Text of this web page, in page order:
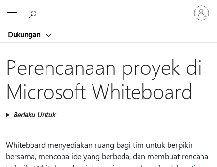
Dukungan
Masuk
ke
akun
Perencanaan proyek di
Microsoft Whiteboard
Berlaku Untuk
Whiteboard menyediakan ruang bagi tim untuk berpikir
bersama, mencoba ide yang berbeda, dan membuat rencana